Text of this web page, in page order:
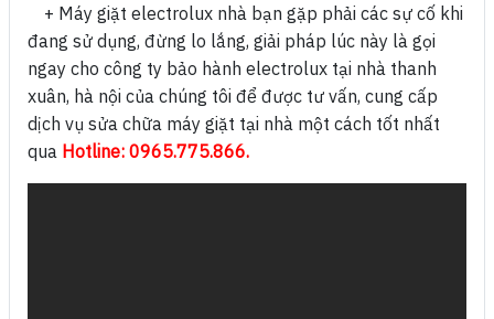
+ Máy giặt electrolux nhà bạn gặp phải các sự cố khi
đang sử dụng, đừng lo lắng, giải pháp lúc này là gọi
ngay cho công ty bảo hành electrolux tại nhà thanh
xuân, hà nội của chúng tôi để được tư vấn, cung cấp
dịch vụ sửa chữa máy giặt tại nhà một cách tốt nhất
qua Hotline: 0965.775.866.